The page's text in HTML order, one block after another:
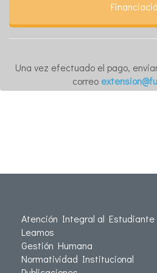
Una vez efectuado el pago,
correo
Atención Integral al Estudiante
Leamos
Gestión Humana
Normatividad Institucional